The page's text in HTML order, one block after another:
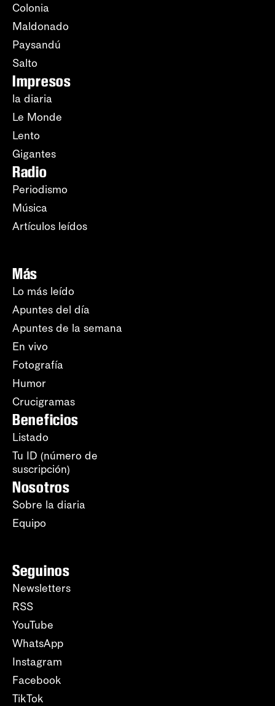
Colonia
Maldonado
Paysandú
Salto
Impresos
la diaria
Le Monde
Lento
Gigantes
Radio
Periodismo
Música
Artículos leídos
Más
Lo más leído
Apuntes del día
Apuntes de la semana
En vivo
Fotografía
Humor
Crucigramas
Beneficios
Listado
Tu ID (número de
suscripción)
Nosotros
Sobre la diaria
Equipo
Seguinos
Newsletters
RSS
YouTube
WhatsApp
Instagram
Facebook
TikTok